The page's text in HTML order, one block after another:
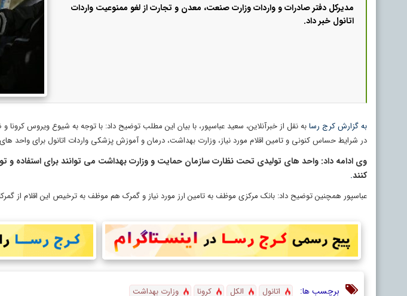
مدیرکل دفتر صادرات و واردات وزارت صنعت، معدن و تجارت از لغو ممنوعیت واردات
اتانول خبر داد.
به گزارش کرج رسابه نقل از خبرآنلاین، سعید عباسپور، با بیان این مطلب توضیح داد: با توجه به شیوع ویروس کرونا
در شرایط حساس کنونی و تامین اقلام مورد نیاز، وزارت بهداشت، درمان و آموزش پزشکی واردات اتانول برای واحد
وی ادامه داد: واحد های تولیدی تحت نظارت سازمان حمایت و وزارت بهداشت می توانند برای استفاده و
کنند.
عباسپور همچنین توضیح داد: بانک مرکزی موظف به تامین ارز مورد نیاز و گمرک هم موظف به ترخیص این اقلام از
برچسب ها: اتانول الکل کرونا وزارت بهداشت